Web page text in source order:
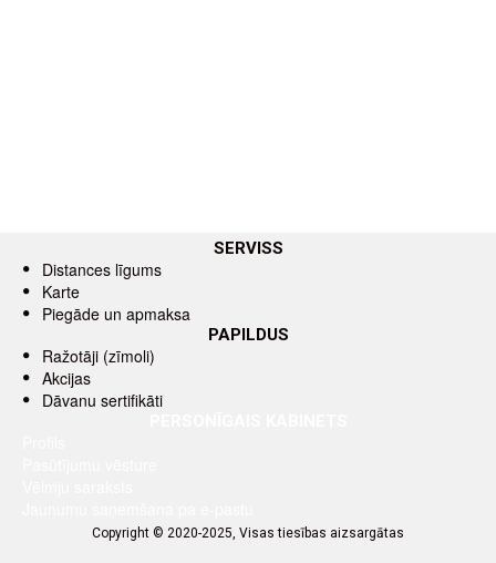
SERVISS
Distances līgums
Karte
Piegāde un apmaksa
PAPILDUS
Ražotāji (zīmoli)
Akcijas
Dāvanu sertifikāti
Copyright © 2020-2025, Visas tiesības aizsargātas